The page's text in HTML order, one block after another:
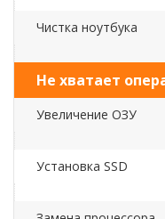
Чистка ноутбука
Не хватает
Увеличение ОЗУ
Установка SSD